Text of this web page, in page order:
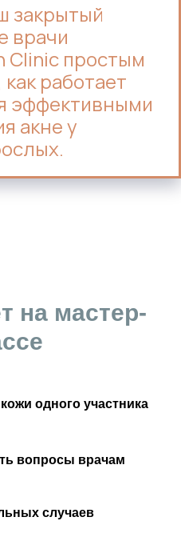
закрытый
врачи
Clinic простым
работает
эффективными
акне у
на мастер-
одного участника
вопросы врачам
случаев